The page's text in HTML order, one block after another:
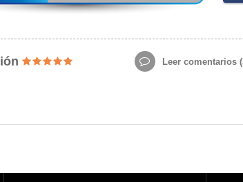
Leer comentarios (